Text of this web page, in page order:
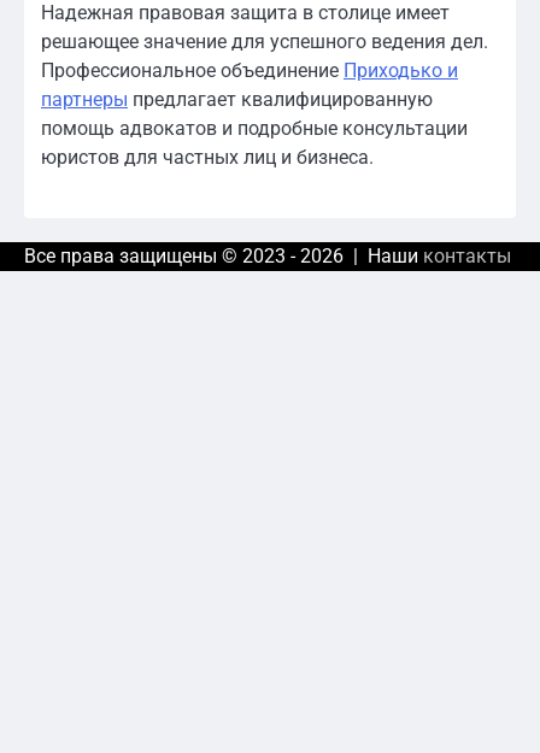
Надежная правовая защита в столице имеет
решающее значение для успешного ведения дел.
Профессиональное объединение Приходько и
партнеры предлагает квалифицированную
помощь адвокатов и подробные консультации
юристов для частных лиц и бизнеса.
Все права защищены © 2023 - 2026 | Наши контакты